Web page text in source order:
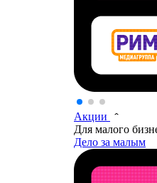
Акции
Для малого
Дело за малым